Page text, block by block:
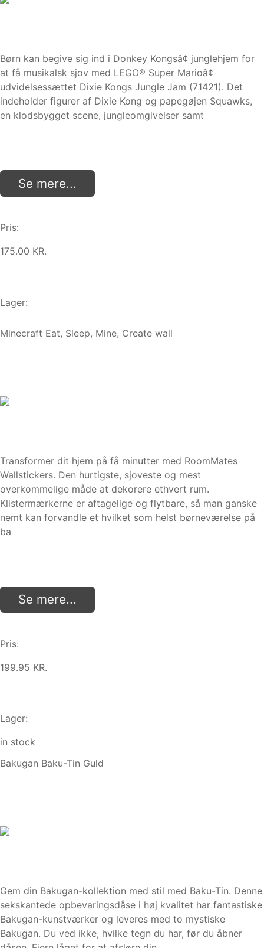
Børn kan begive sig ind i Donkey Kongsâ¢ junglehjem for
at få musikalsk sjov med LEGO® Super Marioâ¢
udvidelsessættet Dixie Kongs Jungle Jam (71421). Det
indeholder figurer af Dixie Kong og papegøjen Squawks,
en klodsbygget scene, jungleomgivelser samt
Se mere...
Pris:
175.00 KR.
Lager:
Minecraft Eat, Sleep, Mine, Create wall
Transformer dit hjem på få minutter med RoomMates
Wallstickers. Den hurtigste, sjoveste og mest
overkommelige måde at dekorere ethvert rum.
Klistermærkerne er aftagelige og flytbare, så man ganske
nemt kan forvandle et hvilket som helst børneværelse på
ba
Se mere...
Pris:
199.95 KR.
Lager:
in stock
Bakugan Baku-Tin Guld
Gem din Bakugan-kollektion med stil med Baku-Tin. Denne
sekskantede opbevaringsdåse i høj kvalitet har fantastiske
Bakugan-kunstværker og leveres med to mystiske
Bakugan. Du ved ikke, hvilke tegn du har, før du åbner